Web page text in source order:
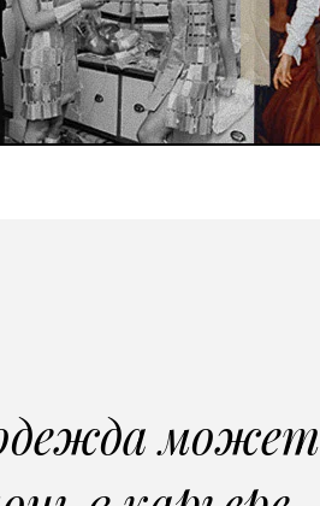
может